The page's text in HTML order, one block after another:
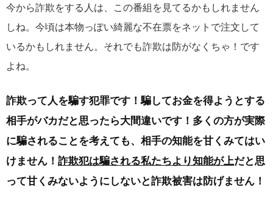
今から詐欺をする人は、この番組を見てるかもしれません
しね。今頃は本物っぽい綺麗な不在票をネットで注文して
いるかもしれません。それでも詐欺は防がなくちゃ！です
よね。
詐欺って人を騙す犯罪です！騙してお金を得ようとする
相手がバカだと思ったら大間違いです！多くの方が実際
に騙されることを考えても、相手の知能を甘くみてはい
けません！ 詐欺犯は騙される私たちより知能が上だと思
って甘くみないようにしないと詐欺被害は防げません！